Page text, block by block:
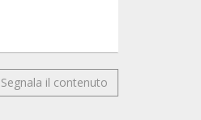
Segnala il contenuto